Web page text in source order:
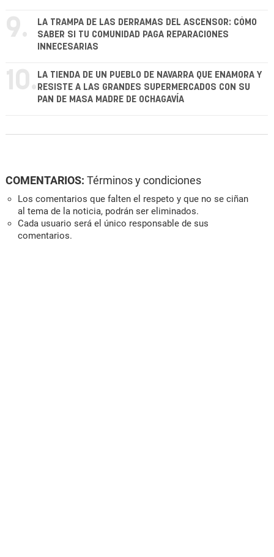
9.
LA TRAMPA DE LAS DERRAMAS DEL ASCENSOR: CÓMO
SABER SI TU COMUNIDAD PAGA REPARACIONES
INNECESARIAS
10. LA TIENDA DE UN PUEBLO DE NAVARRA QUE ENAMORA Y
RESISTE A LAS GRANDES SUPERMERCADOS CON SU
PAN DE MASA MADRE DE OCHAGAVÍA
COMENTARIOS: Términos y condiciones
Los comentarios que falten el respeto y que no se ciñan
al tema de la noticia, podrán ser eliminados.
Cada usuario será el único responsable de sus
comentarios.